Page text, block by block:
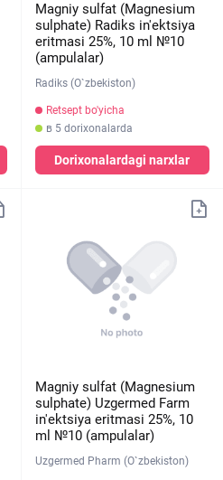
Magniy sulfat (Magnesium
sulphate) Radiks in'ektsiya
eritmasi 25%, 10 ml №10
(ampulalar)
Radiks (O`zbekiston)
Retsept bo'yicha
в 5 dorixonalarda
Dorixonalardagi narxlar
Magniy sulfat (Magnesium
sulphate) Uzgermed Farm
in'ektsiya eritmasi 25%, 10
ml №10 (ampulalar)
Uzgermed Pharm (O`zbekiston)